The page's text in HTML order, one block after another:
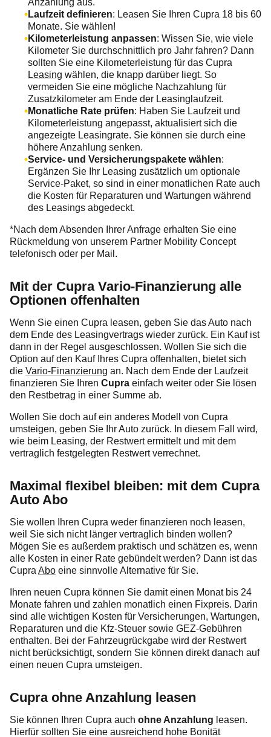
Anzahlung aus.
Laufzeit definieren: Leasen Sie Ihren Cupra 18 bis 60
Monate. Sie wählen!
Kilometerleistung anpassen: Wissen Sie, wie viele
Kilometer Sie durchschnittlich pro Jahr fahren? Dann
sollten Sie eine Kilometerleistung für das Cupra
Leasing wählen, die knapp darüber liegt. So
vermeiden Sie eine mögliche Nachzahlung für
Zusatzkilometer am Ende der Leasinglaufzeit.
Monatliche Rate prüfen: Haben Sie Laufzeit und
Kilometerleistung angepasst, aktualisiert sich die
angezeigte Leasingrate. Sie können sie durch eine
höhere Anzahlung senken.
Service- und Versicherungspakete wählen:
Ergänzen Sie Ihr Leasing zusätzlich um optionale
Service-Paket, so sind in einer monatlichen Rate auch
die Kosten für Reparaturen und Wartungen während
des Leasings abgedeckt.
*Nach dem Absenden Ihrer Anfrage erhalten Sie eine
Rückmeldung von unserem Partner Mobility Concept
telefonisch oder per Mail.
Mit der Cupra Vario-Finanzierung alle
Optionen offenhalten
Wenn Sie einen Cupra leasen, geben Sie das Auto nach
dem Ende des Leasingvertrags wieder zurück. Ein Kauf ist
dann in der Regel ausgeschlossen. Wollen Sie sich die
Option auf den Kauf Ihres Cupra offenhalten, bietet sich
die Vario-Finanzierung an. Nach dem Ende der Laufzeit
finanzieren Sie Ihren Cupra einfach weiter oder Sie lösen
den Restbetrag in einer Summe ab.
Wollen Sie doch auf ein anderes Modell von Cupra
umsteigen, geben Sie Ihr Auto zurück. In diesem Fall wird,
wie beim Leasing, der Restwert ermittelt und mit dem
vertraglich festgelegten Restwert verrechnet.
Maximal flexibel bleiben: mit dem Cupra
Auto Abo
Sie wollen Ihren Cupra weder finanzieren noch leasen,
weil Sie sich nicht länger vertraglich binden wollen?
Mögen Sie es außerdem praktisch und schätzen es, wenn
alle Kosten in einer Rate gebündelt werden? Dann ist das
Cupra Abo eine sinnvolle Alternative für Sie.
Ihren neuen Cupra können Sie damit einen Monat bis 24
Monate fahren und zahlen monatlich einen Fixpreis. Darin
sind alle wichtigen Kosten für Versicherungen, Wartungen,
Reparaturen und die Kfz-Steuer sowie GEZ-Gebühren
enthalten. Bei der Fahrzeugrückgabe wird der Restwert
nicht berücksichtigt, sondern Sie können direkt danach auf
einen neuen Cupra umsteigen.
Cupra ohne Anzahlung leasen
Sie können Ihren Cupra auch ohne Anzahlung leasen.
Hierfür sollten Sie eine ausreichend hohe Bonität